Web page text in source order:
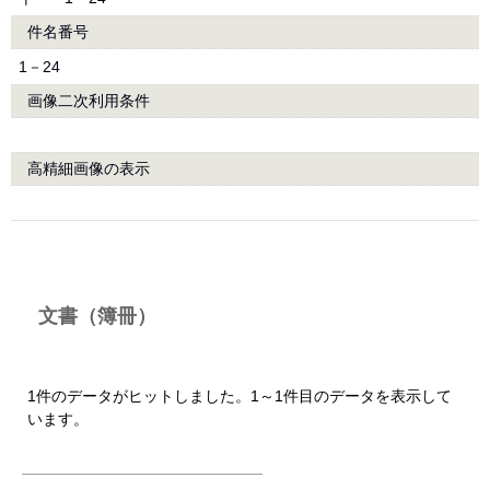
件名番号
1－24
画像二次利用条件
高精細画像の表示
文書（簿冊）
1件のデータがヒットしました。1～1件目のデータを表示して
います。